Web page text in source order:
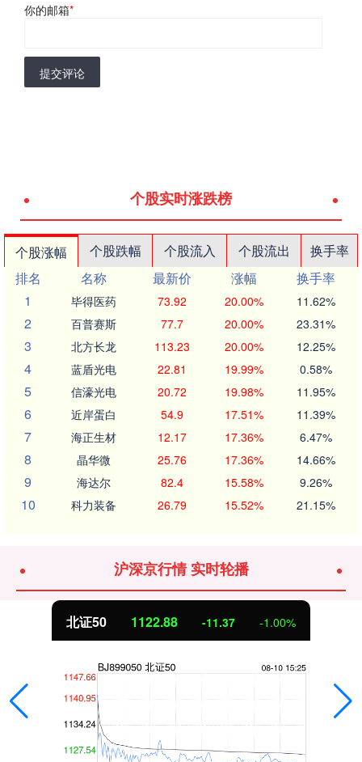
你的邮箱*
提交评论
个股实时涨跌榜
个股涨幅 个股跌幅 个股流入 个股流出
换手率
排名
名称 最新价 涨幅
换手率
1
毕得医药 73.92 20.00% 11.62%
2 百普赛斯 77.7 20.00% 23.31%
3 北方长龙 113.23 20.00% 12.25%
4 蓝盾光电 22.81 19.99% 0.58%
5 信濠光电 20.72 19.98% 11.95%
6 近岸蛋白 54.9 17.51% 11.39%
7 海正生材 12.17 17.36% 6.47%
8 晶华微 25.76 17.36% 14.66%
9 海达尔 82.4 15.58% 9.26%
10 科力装备 26.79 15.52% 21.15%
沪深京行情 实时轮播
北证50 1122.88 -11.37 -1.00%